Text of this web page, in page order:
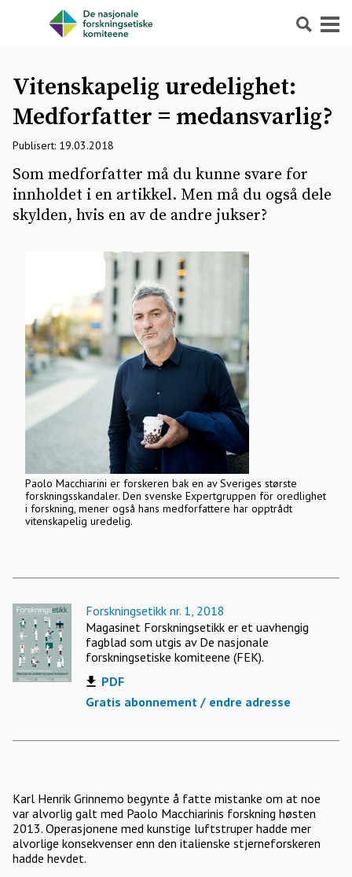
Søk Meny
Vitenskapelig uredelighet:
Medforfatter = medansvarlig?
Publisert: 19.03.2018
Som medforfatter må du kunne svare for
innholdet i en artikkel. Men må du også dele
skylden, hvis en av de andre jukser?
Paolo Macchiarini er forskeren bak en av Sveriges største
forskningsskandaler. Den svenske Expertgruppen för oredlighet
i forskning, mener også hans medforfattere har opptrådt
vitenskapelig uredelig.
Forskningsetikk nr. 1, 2018
Magasinet Forskningsetikk er et uavhengig
fagblad som utgis av De nasjonale
forskningsetiske komiteene (FEK).
PDF
Gratis abonnement / endre adresse
Karl Henrik Grinnemo begynte å fatte mistanke om at noe
var alvorlig galt med Paolo Macchiarinis forskning høsten
2013. Operasjonene med kunstige luftstruper hadde mer
alvorlige konsekvenser enn den italienske stjerneforskeren
hadde hevdet.